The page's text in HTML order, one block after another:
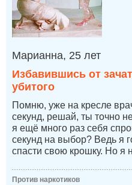
Марианна, 25 лет
Избавившись от
убитого
Помню, уже на кресле
секунд, решай, ты точно
я ещё много раз себя
секунд на выбор? Ведь я
спасти свою крошку. Но я
Против наркотиков